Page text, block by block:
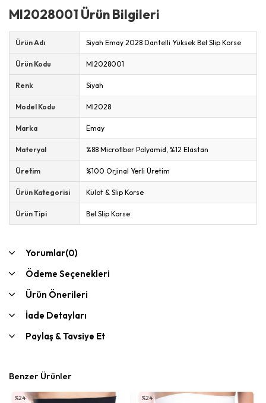
MI2028001 Ürün Bilgileri
Ürün Adı Siyah Emay 2028 Dantelli Yüksek Bel Slip Korse
Ürün Kodu MI2028001
Renk Siyah
Model Kodu MI2028
Marka Emay
Materyal %88 Microfiber Polyamid, %12 Elastan
Üretim %100 Orjinal Yerli Üretim
Ürün Kategorisi Külot & Slip Korse
Ürün Tipi Bel Slip Korse
Yorumlar(0)
Ödeme Seçenekleri
Ürün Önerileri
İade Detayları
Paylaş & Tavsiye Et
Benzer Ürünler
%24 %24